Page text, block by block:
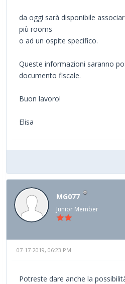
da oggi sarà disponibile
più rooms
o ad un ospite specifico.
Queste informazioni saranno
documento fiscale.
Buon lavoro!
Elisa
MG077
Junior Member
07-17-2019, 06:23 PM
Potreste dare anche la